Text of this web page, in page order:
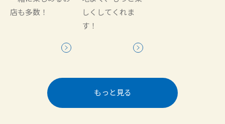
店も多数！
しくしてくれま
す！
もっと見る